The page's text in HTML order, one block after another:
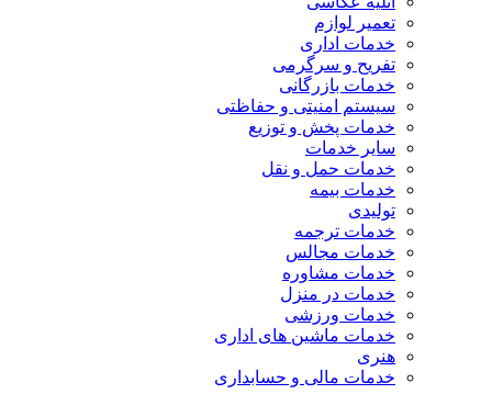
تعمیر لوازم
خدمات اداری
تفریح و سرگرمی
خدمات بازرگانی
سیستم امنیتی و حفاظتی
خدمات پخش و توزیع
سایر خدمات
خدمات حمل و نقل
خدمات بیمه
تولیدی
خدمات ترجمه
خدمات مجالس
خدمات مشاوره
خدمات در منزل
خدمات ورزشی
خدمات ماشین های اداری
هنری
خدمات مالی و حسابداری